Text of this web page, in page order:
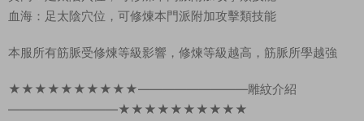
血海：足太陰穴位，可修煉本門派附加攻擊類技能
本服所有筋脈受修煉等級影響，修煉等級越高，筋脈所學越強
★★★★★★★★★★—————————雕紋介紹
—————————★★★★★★★★★★